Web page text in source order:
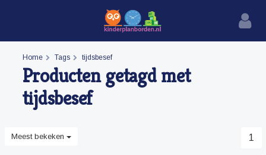
Home Tags tijdsbesef
Producten getagd met
tijdsbesef
Meest bekeken 1